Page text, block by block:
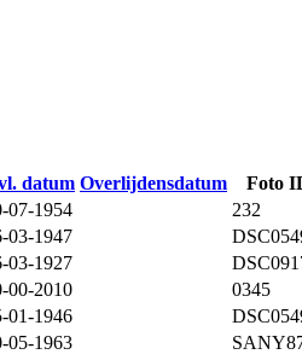
datum Overlijdensdatum
Foto
07-1954
232
03-1947
03-1927
00-2010
0345
01-1946
05-1963